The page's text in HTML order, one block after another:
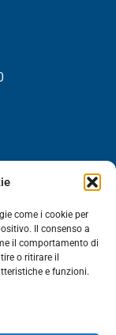
come i cookie per
Il consenso a
il comportamento di
o ritirare il
e funzioni.